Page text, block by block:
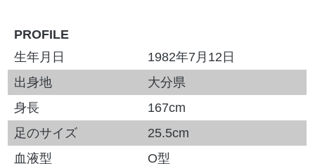
PROFILE
生年月日
1982年7月12日
出身地
大分県
身長
167cm
足のサイズ
25.5cm
血液型
O型